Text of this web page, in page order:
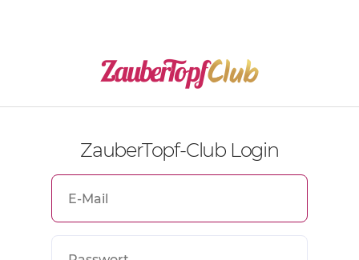
ZauberTopf-Club Login